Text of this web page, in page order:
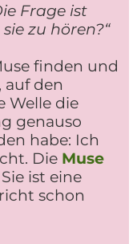
Frage ist
zu hören?“
finden und
auf den
Welle die
genauso
habe: Ich
Die Muse
ist eine
schon